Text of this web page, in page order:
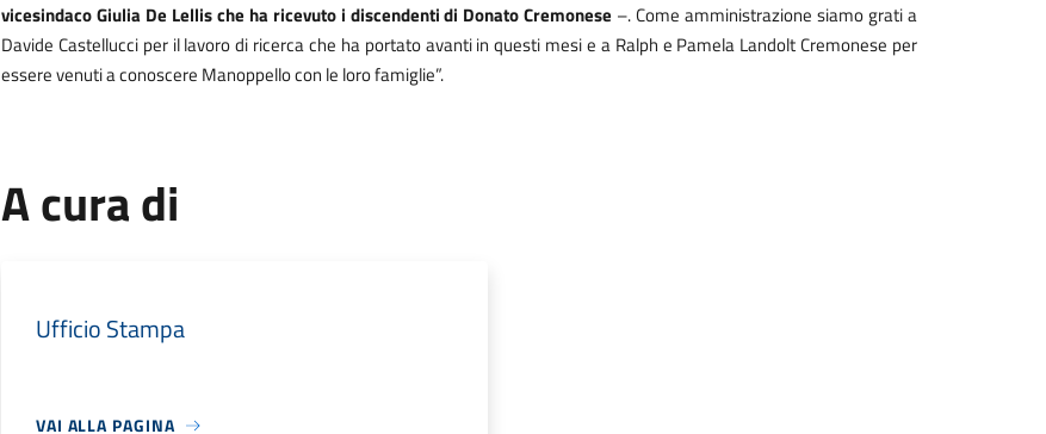
vicesindaco Giulia De Lellis che ha ricevuto i discendenti di Donato Cremonese –. Come amministrazione siamo grati a
Davide Castellucci per il lavoro di ricerca che ha portato avanti in questi mesi e a Ralph e Pamela Landolt Cremonese per
essere venuti a conoscere Manoppello con le loro famiglie”.
A cura di
Ufficio Stampa
VAI ALLA PAGINA